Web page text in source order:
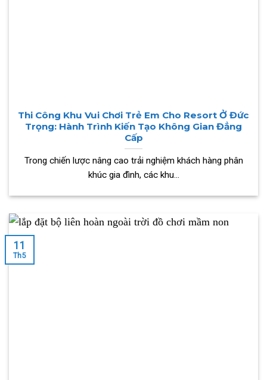
Thi Công Khu Vui Chơi Trẻ Em Cho Resort Ở Đức
Trọng: Hành Trình Kiến Tạo Không Gian Đẳng
Cấp
Trong chiến lược nâng cao trải nghiệm khách hàng phân
khúc gia đình, các khu...
11
Th5